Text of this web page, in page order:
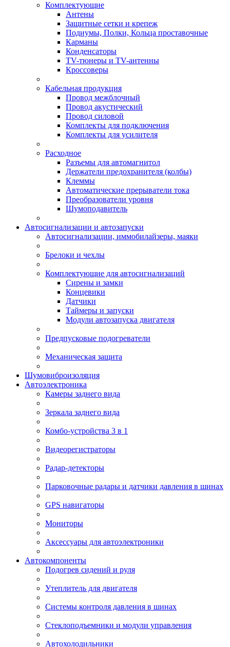
Комплектующие
Антены
Защитные сетки и крепеж
Подиумы, Полки, Кольца проставочные
Карманы
Конденсаторы
TV-тюнеры и TV-антенны
Кроссоверы
Кабельная продукция
Провод межблочный
Провод акустический
Провод силовой
Комплекты для подключения
Комплекты для усилителя
Расходное
Разъемы для автомагнитол
Держатели предохранителя (колбы)
Клеммы
Автоматические прерыватели тока
Преобразователи уровня
Шумоподавитель
Автосигнализации и автозапуски
Автосигнализации, иммобилайзеры, маяки
Брелоки и чехлы
Комплектующие для автосигнализаций
Сирены и замки
Концевики
Датчики
Таймеры и запуски
Модули автозапуска двигателя
Предпусковые подогреватели
Механическая защита
Шумовиброизоляция
Автоэлектроника
Камеры заднего вида
Зеркала заднего вида
Комбо-устройства 3 в 1
Видеорегистраторы
Радар-детекторы
Парковочные радары и датчики давления в шинах
GPS навигаторы
Мониторы
Аксессуары для автоэлектроники
Автокомпоненты
Подогрев сидений и руля
Утеплитель для двигателя
Системы контроля давления в шинах
Стеклоподъемники и модули управления
Автохолодильники